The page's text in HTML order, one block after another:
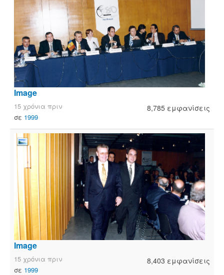
Image
8,785 εμφανίσεις
15 χρόνια πριν
σε 1999
Image
8,403 εμφανίσεις
15 χρόνια πριν
σε 1999